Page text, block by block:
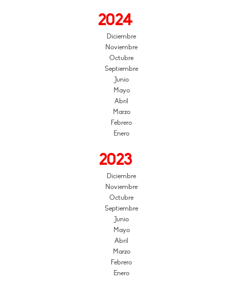
2024
Diciembre
Noviembre
Octubre
Septiembre
Junio
Mayo
Abril
Marzo
Febrero
Enero
2023
Diciembre
Noviembre
Octubre
Septiembre
Junio
Mayo
Abril
Marzo
Febrero
Enero